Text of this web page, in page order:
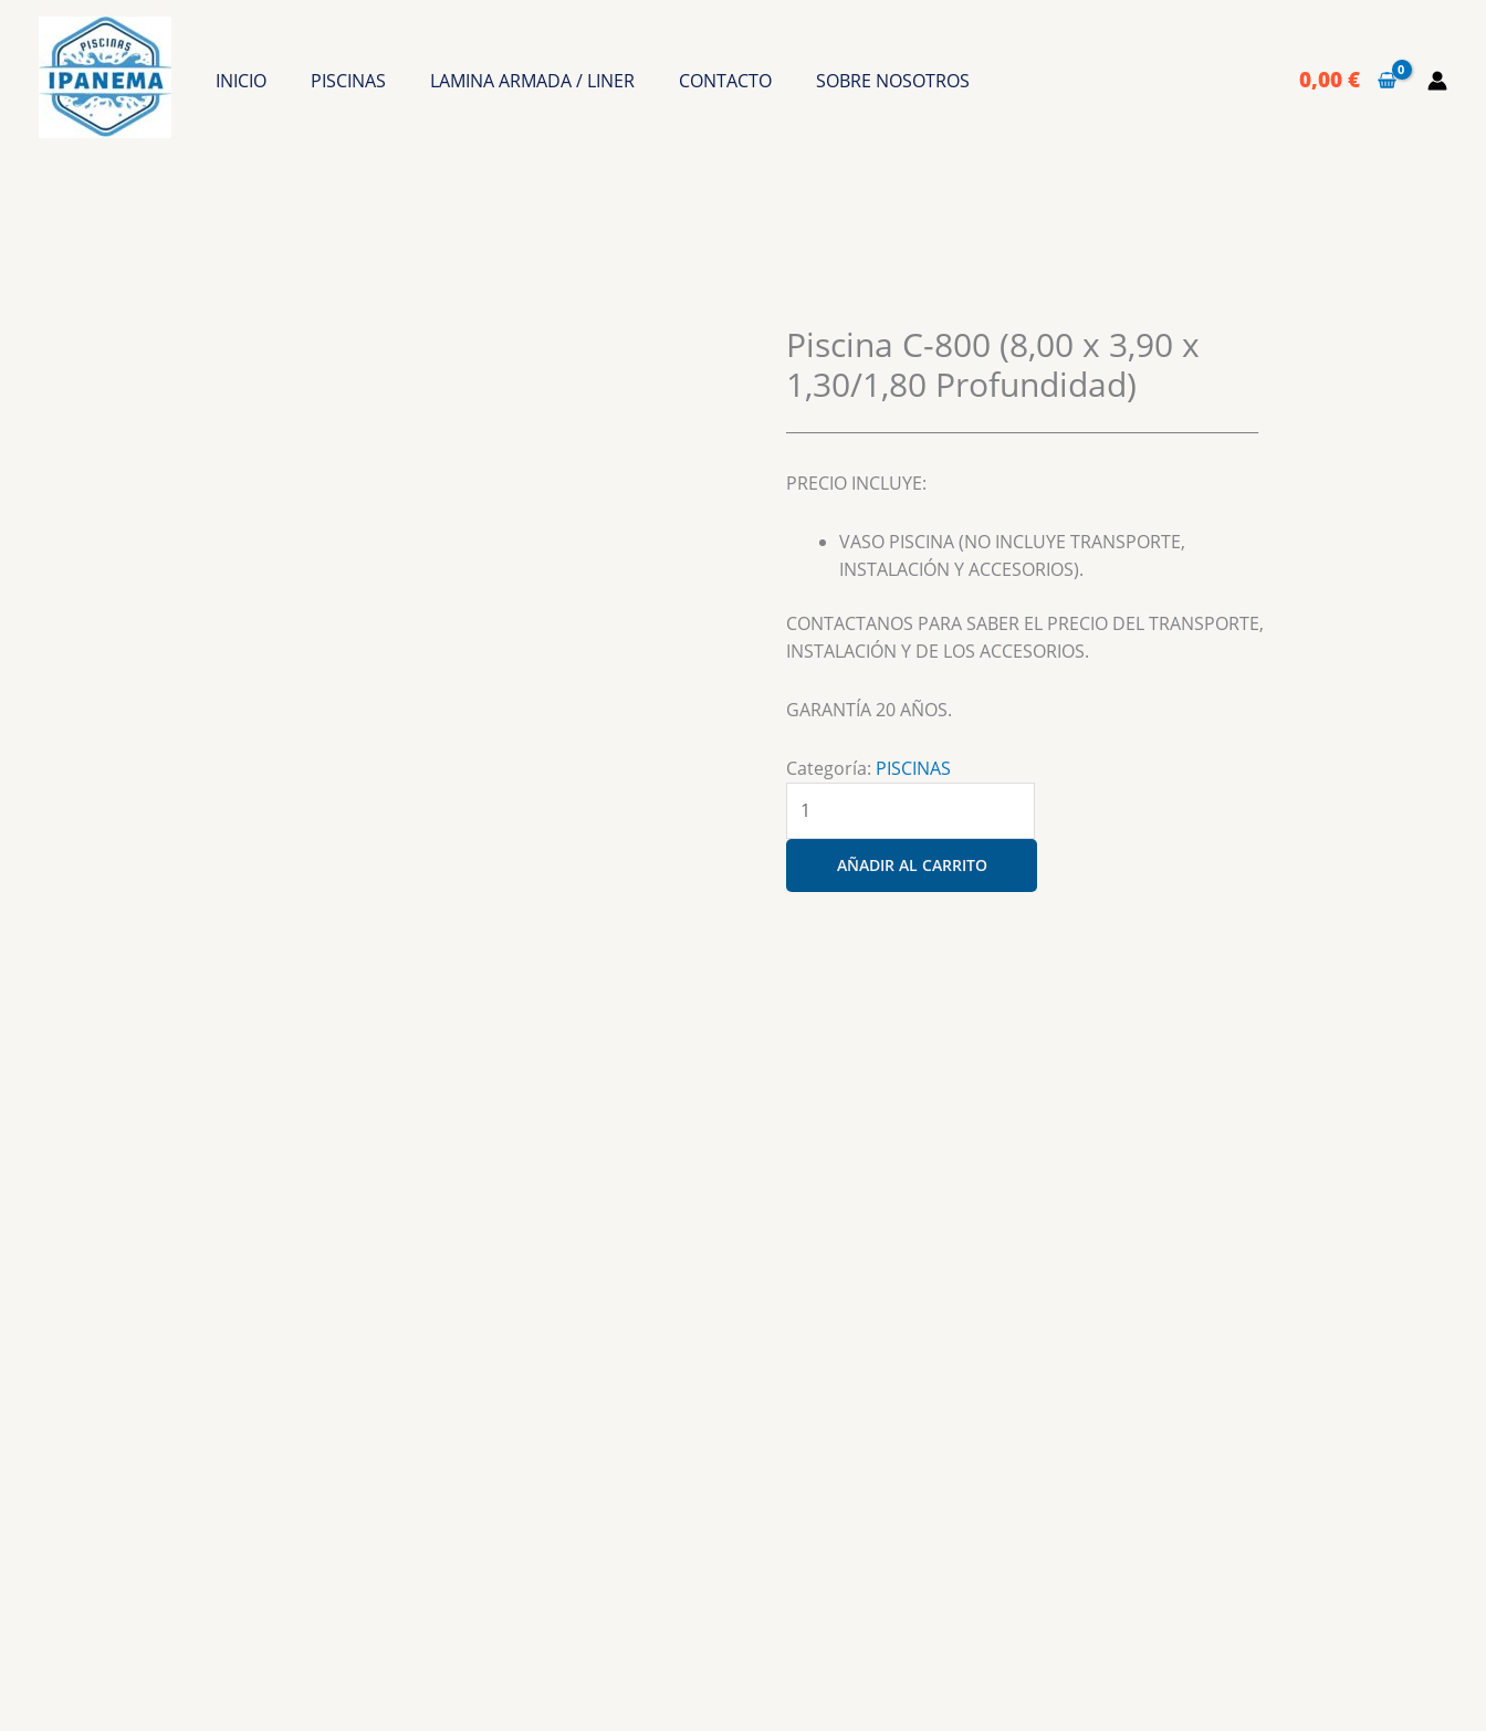
contenido
INICIO PISCINAS LAMINA ARMADA / LINER CONTACTO SOBRE NOSOTROS 0,00€
Piscina C-800 (8,00 x 3,90 x
1,30/1,80 Profundidad)
PRECIO INCLUYE:
VASO PISCINA (NO INCLUYE TRANSPORTE,
INSTALACIÓN Y ACCESORIOS).
CONTACTANOS PARA SABER EL PRECIO DEL TRANSPORTE,
INSTALACIÓN Y DE LOS ACCESORIOS.
GARANTÍA 20 AÑOS.
Categoría: PISCINAS
800
AÑADIR AL CARRITO